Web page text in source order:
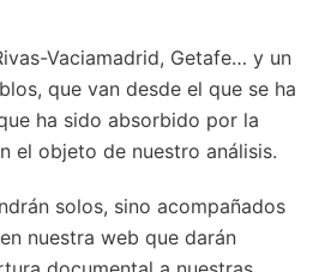
Vaciamadrid, Getafe… y un
que van desde el que se ha
ha sido absorbido por la
el objeto de nuestro análisis.
solos, sino acompañados
nuestra web que darán